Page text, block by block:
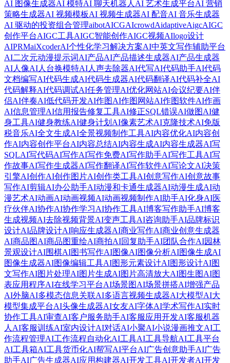
AI 图像生成器AI 模特AI 聊天机器人 AI 艺术生成平台AI 营销
策略生成器AI 视频模板AI 视频生成器AI 配音AI 音乐生成器
AI 驱动的投资组合管理aibotAICGAIcrowdAidaptiveAigcAIGC
创作平台AIGC工具AIGC智能创作AIGC视频AIlogo设计
AIPRMaiXcoderAI个性化学习解决方案AI中英文写作辅助平台
AI二次元动漫提示词AI产品AI产品描述生成器AI产品生成器
AI人像AI人台换模特AI人声去除器AI代写AI代码助手AI代码
文档编写AI代码生成AI代码生成器AI代码翻译AI代码补全AI
代码解释AI代码调试AI任务管理AI优化网站AI会议纪要AI伴
侣AI伴奏AI低代码开发AI作图AI作图网站AI作图软件AI作画
AI信息管理AI信用报告修复工具AI修正SQL错误AI做图AI健
身工具AI健身教练AI健身计划 AI像素艺术AI克隆技术AI免版
税音乐AI全文生成AI全景视频制作工具AI内容优化AI内容创
作AI内容创作平台AI内容总结AI内容生成AI内容生成器AI写
SQLAI写代码AI写作AI写作免费AI写作助手AI写作工具AI写
作故事AI写作生成器AI写作翻译AI写作软件AI写论文AI决策
引擎AI创作AI创作图片AI创作类工具AI创意写作AI创意故事
写作AI剪辑AI办公助手AI动漫和卡通生成器AI动漫生成AI动
漫艺术AI动画AI动画视频AI动画视频制作AI助手AI化身AI医
疗伙伴AI协作AI协作学习AI协作工具AI博客写作助手AI博客
生成视频AI去除视频背景AI变声工具AI咨询助手AI品牌标识
设计AI品牌设计AI响应生成器AI商业写作AI商业创意生成器
AI商品图AI商品图重绘AI商拍AI回复助手AI团队合作AI园林
景观设计AI围棋AI图书写作AI图像AI图像分析AI图像生成AI
图像生成器AI图像编辑工具AI图形元素设计AI图形设计AI图
文写作AI图片处理AI图片生成AI图片高清放大AI图生图AI图
表应用程序AI在线学习平台AI场景图AI场景拼搭AI增强产品
AI外脑AI多模态信息关联AI多语言视频生成器AI大模型AI大
模型集成平台AI头像生成器AI女友AI字体AI学术写作AI实时
协作工具AI审查AI客户服务助手AI客服应用开发AI客服机器
人 AI客服训练AI室内设计AI对话AI小聚AI小说漫画推文AI工
作流程管理AI工作流程自动化AI工具AI工具导航AI工具平台
AI工具箱AI工具货币化AI帮写AI平台AI广告创意助手AI广告
助手AI广告生成器AI应用构建器AI开发工具AI开发者AI开发